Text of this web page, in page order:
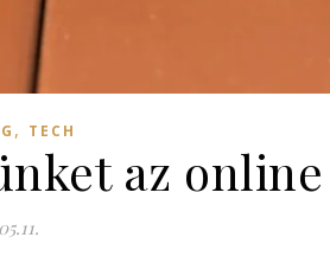
, TECH
az